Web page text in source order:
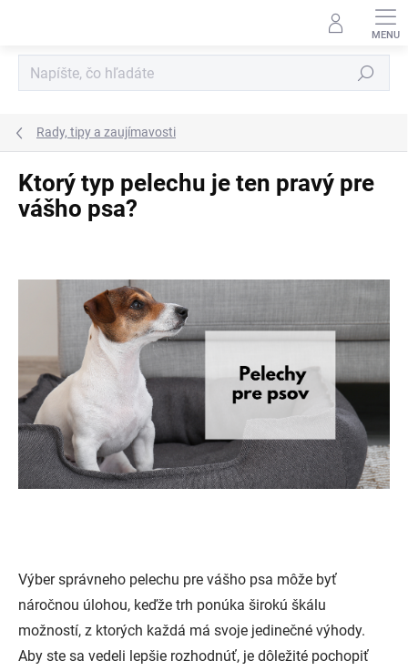
Hľadať
Rady, tipy a zaujímavosti
Ktorý typ pelechu je ten pravý pre
vášho psa?
Výber správneho pelechu pre vášho psa môže byť
náročnou úlohou, keďže trh ponúka širokú škálu
možností, z ktorých každá má svoje jedinečné výhody.
Aby ste sa vedeli lepšie rozhodnúť, je dôležité pochopiť